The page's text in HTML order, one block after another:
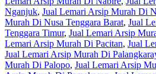
Nganjuk, Jual Lemari Arsip Murah Di
Murah Di Nusa Tenggara Barat, Jual
Tenggara Timur, Jual Lemari Arsip
Lemari Arsip Murah Di Pacitan, Jual
Jual Lemari Arsip Murah Di
Murah Di Palopo, Jual Lemari Arsip